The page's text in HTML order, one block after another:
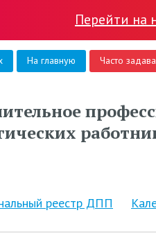
Перейти на
На главную Часто
реестр ДПП